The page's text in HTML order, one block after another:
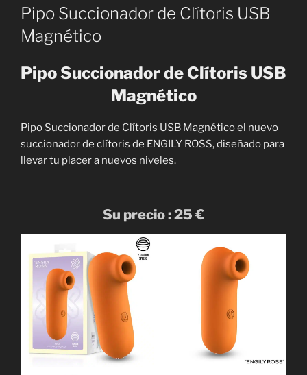
EL
Pipo Succionador de Clítoris USB
Magnético
Pipo Succionador de Clítoris USB
Magnético
Pipo Succionador de Clítoris USB Magnético el nuevo
succionador de clítoris de ENGILY ROSS, diseñado para
llevar tu placer a nuevos niveles.
Su precio : 25 €